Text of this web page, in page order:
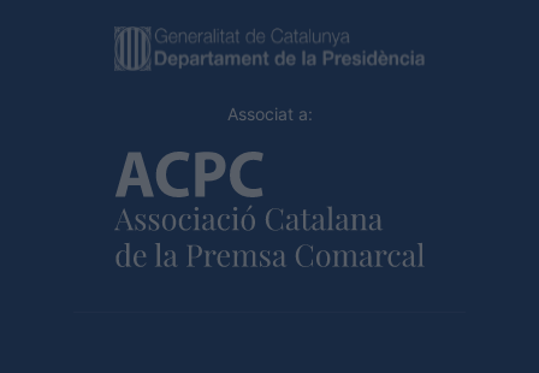
Associat a: